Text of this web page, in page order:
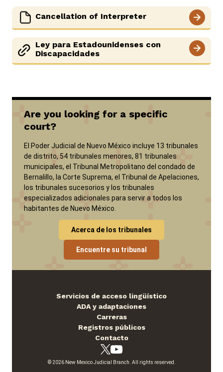
Cancellation of Interpreter
Ley para Estadounidenses con
Discapacidades
Are you looking for a specific
court?
El Poder Judicial de Nuevo México incluye 13 tribunales
de distrito, 54 tribunales menores, 81 tribunales
municipales, el Tribunal Metropolitano del condado de
Bernalillo, la Corte Suprema, el Tribunal de Apelaciones,
los tribunales sucesorios y los tribunales
especializados adicionales para servir a todos los
habitantes de Nuevo México.
Acerca de los tribunales
Encuentre su tribunal
Servicios de acceso lingüístico
ADA y adaptaciones
Carreras
Registros públicos
Contacto
© 2026 New Mexico Judicial Branch. All rights reserved.